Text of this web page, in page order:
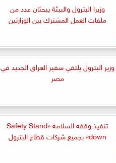
وزيرا البترول والبيئة يبحثان عدد من
ملفات العمل المشترك بين الوزارتين
وزير البترول يلتقي سفير العراق الجديد في
مصر
تنفيذ وقفة السلامة «Safety Stand
down» بجميع شركات قطاع البترول